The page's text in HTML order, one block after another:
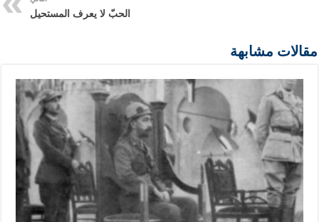
الحبّ لا يعرف المستحيل
مقالات مشابهة